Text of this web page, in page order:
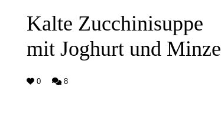
Kalte Zucchinisuppe
mit Joghurt und Minze
0 8